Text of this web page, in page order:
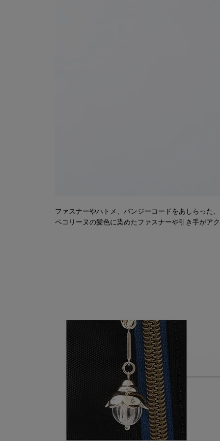
ファスナーやハトメ、バンジーコードをあしらった
ペコリーヌの髪色に染めたファスナーや引き手がア